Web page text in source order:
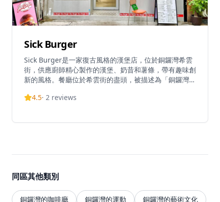
Sick Burger
Sick Burger是一家復古風格的漢堡店，位於銅鑼灣希雲
街，供應廚師精心製作的漢堡、奶昔和薯條，帶有趣味創
新的風格。餐廳位於希雲街的盡頭，被描述為「銅鑼灣隱
項目如Scramble Sick!炒滑蛋漢堡，售價72港元。Sick
4.5· 2 reviews
同區其他類別
銅鑼灣的咖啡廳 銅鑼灣的運動
銅鑼灣的藝術文化